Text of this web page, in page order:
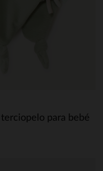
para bebé